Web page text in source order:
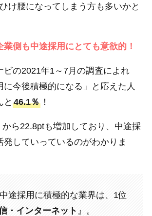
け腰になってしまう方も多いかと
業側も中途採用にとても意欲的！
ビの2021年1～7月の調査によれ
に今後積極的になる」と応えた人
と 46.1％！
ら22.8ptも増加しており、中途採
発していっているのがわかりま
途採用に積極的な業界は、1位
・インターネット 』。